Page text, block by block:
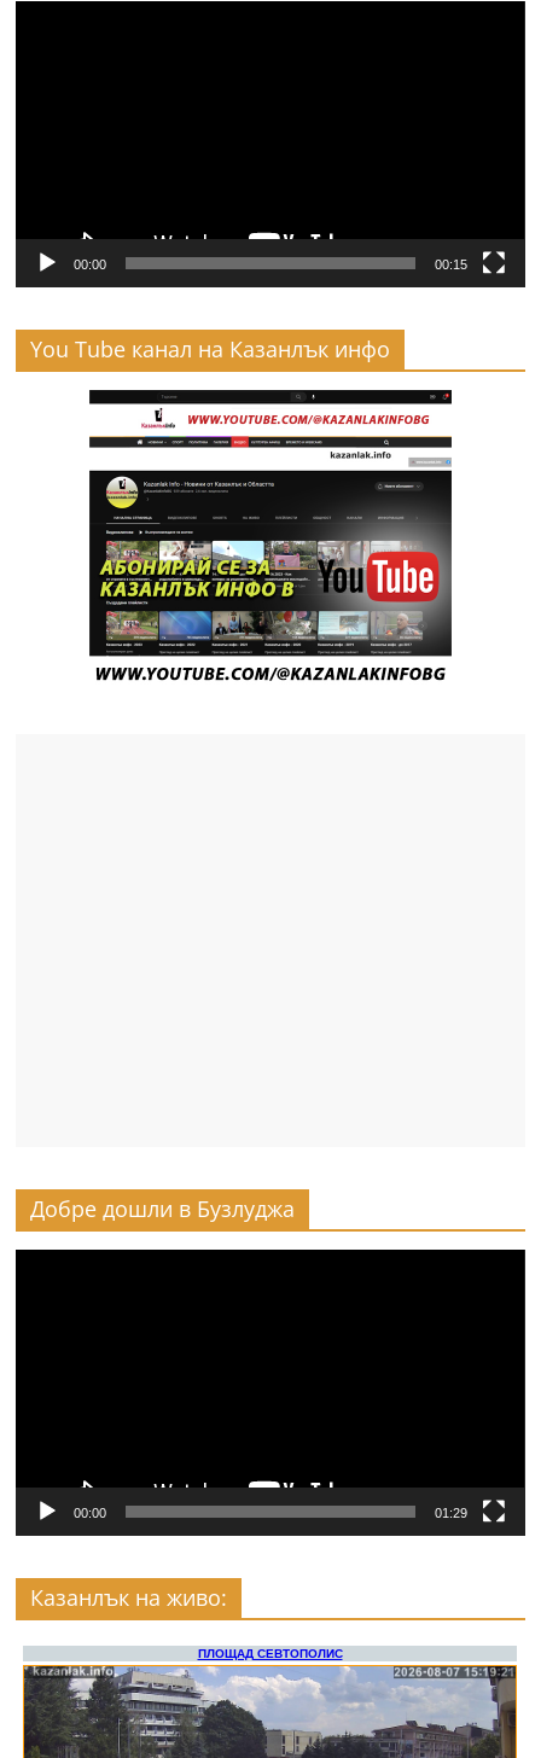
00:00 00:15
You Tube канал на Казанлък инфо
Добре дошли в Бузлуджа
00:00 01:29
Казанлък на живо: